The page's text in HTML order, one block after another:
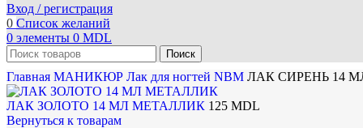
Вход / регистрация
0 Список желаний
0 элементы 0 MDL
Поиск
Главная МАНИКЮР Лак для ногтей NBM ЛАК СИРЕНЬ 14
ЛАК ЗОЛОТО 14 МЛ МЕТАЛЛИК 125 MDL
Вернуться к товарам